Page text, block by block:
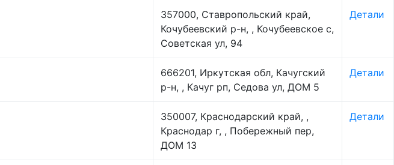
357000, Ставропольский край,
Кочубеевский р-н, , Кочубеевское с,
Советская ул, 94
Детали
666201, Иркутская обл, Качугский
р-н, , Качуг рп, Седова ул, ДОМ 5
Детали
350007, Краснодарский край, ,
Краснодар г, , Побережный пер,
ДОМ 13
Детали